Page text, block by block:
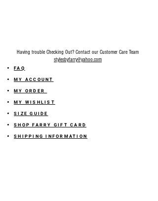
Having trouble Checking Out? Contact our Customer Care Team
stylesbyfarry@yahoo.com
FAQ
MY ACCOUNT
MY ORDER
MY WISHLIST
SIZE GUIDE
SHOP FARRY GIFT CARD
SHIPPING INFORMATION